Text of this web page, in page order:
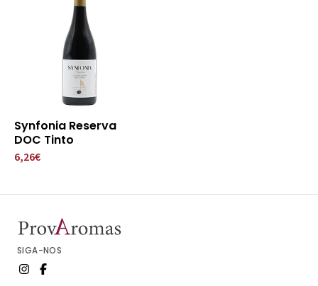
Synfonia Reserva
DOC Tinto
6,26€
SIGA-NOS